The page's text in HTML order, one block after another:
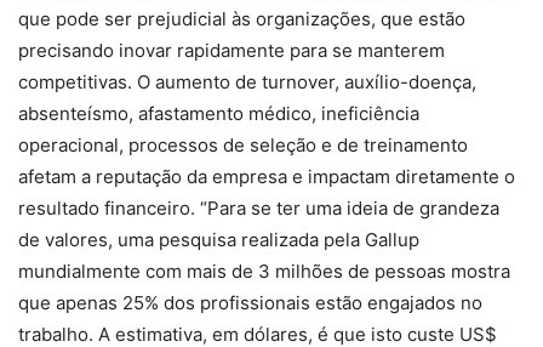
que pode ser prejudicial às organizações, que estão
precisando inovar rapidamente para se manterem
competitivas. O aumento de turnover, auxílio-doença,
absenteísmo, afastamento médico, ineficiência
operacional, processos de seleção e de treinamento
afetam a reputação da empresa e impactam diretamente o
resultado financeiro. “Para se ter uma ideia de grandeza
de valores, uma pesquisa realizada pela Gallup
mundialmente com mais de 3 milhões de pessoas mostra
que apenas 25% dos profissionais estão engajados no
trabalho. A estimativa, em dólares, é que isto custe US$